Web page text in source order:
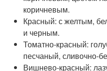
коричневым.
Красный: с желтым,
и черным.
Томатно-красный:
песчаный, сливочно-
Вишнево-красный: